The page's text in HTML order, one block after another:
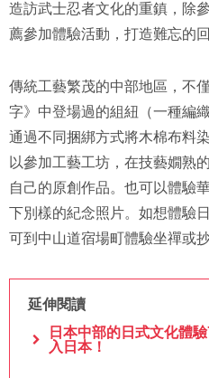
造訪武士忍者文化的重鎮，除
薦參加體驗活動，打造難忘的回
傳統工藝繁茂的中部地區，不
字》中登場過的組紐（一種編
通過不同捆綁方式將木棉布料
以參加工藝工坊，在技藝嫺熟
自己的原創作品。也可以體驗
下別樣的紀念照片。如想體驗
可到中山道宿場町體驗坐禪或
延伸閱讀
日本中部的日式文化體
入日本！